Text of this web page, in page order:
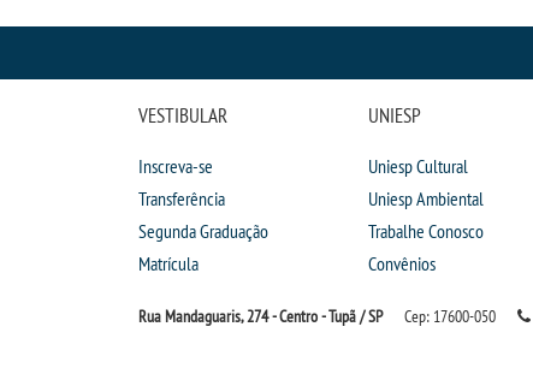
VESTIBULAR
Inscreva-se
Transferência
Segunda Graduação
Matrícula
UNIESP
Uniesp Cultural
Uniesp Ambiental
Trabalhe Conosco
Convênios
Rua Mandaguaris, 274 - Centro - Tupã / SP Cep: 17600-050